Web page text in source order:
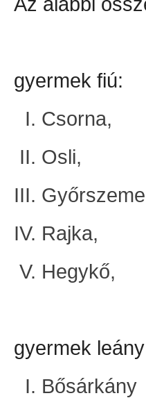
gyermek fiú:
Csorna,
Osli,
Rajka,
Hegykő,
gyermek
Bősárkány